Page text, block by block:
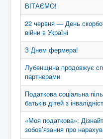
ВІТАЄМО!
22 червня — День
війни в Україні
З Днем фермера!
Лубенщина продовжує
партнерами
Податкова соціальна
батьків дітей з
«Моя податкова»:
зобов’язання про